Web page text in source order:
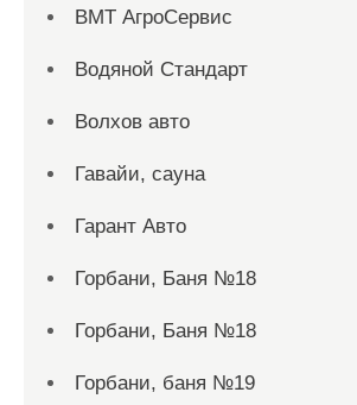
ВМТ АгроСервис
Водяной Стандарт
Волхов авто
Гавайи, сауна
Гарант Авто
Горбани, Баня №18
Горбани, Баня №18
Горбани, баня №19